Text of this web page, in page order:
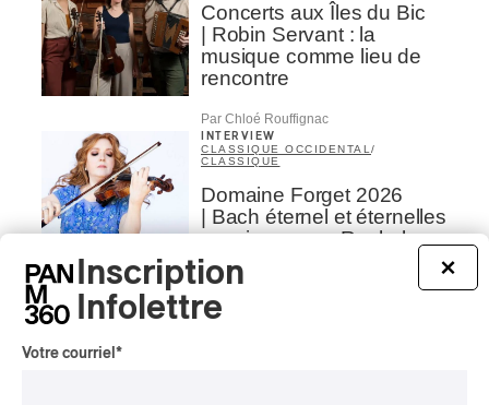
Concerts aux Îles du Bic
| Robin Servant : la
musique comme lieu de
rencontre
Par Chloé Rouffignac
INTERVIEW
CLASSIQUE OCCIDENTAL /
CLASSIQUE
Domaine Forget 2026
| Bach éternel et éternelles
passions avec Rachel
Barton Pine
Par Alexandre Villemaire
CRITIQUE DE CONCERT
×
Inscription
Infolettre
Votre courriel *